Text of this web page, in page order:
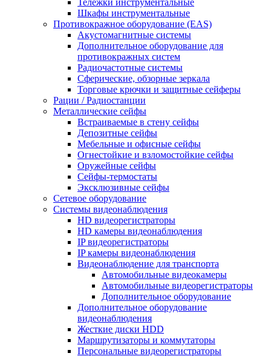
Тележки инструментальные
Шкафы инструментальные
Противокражное оборудование (EAS)
Акустомагнитные системы
Дополнительное оборудование для
противокражных систем
Радиочастотные системы
Сферические, обзорные зеркала
Торговые крючки и защитные сейферы
Рации / Радиостанции
Металлические сейфы
Встраиваемые в стену сейфы
Депозитные сейфы
Мебельные и офисные сейфы
Огнестойкие и взломостойкие сейфы
Оружейные сейфы
Сейфы-термостаты
Эксклюзивные сейфы
Сетевое оборудование
Системы видеонаблюдения
HD видеорегистраторы
HD камеры видеонаблюдения
IP видеорегистраторы
IP камеры видеонаблюдения
Видеонаблюдение для транспорта
Автомобильные видеокамеры
Автомобильные видеорегистраторы
Дополнительное оборудование
Дополнительное оборудование
видеонаблюдения
Жесткие диски HDD
Маршрутизаторы и коммутаторы
Персональные видеорегистраторы